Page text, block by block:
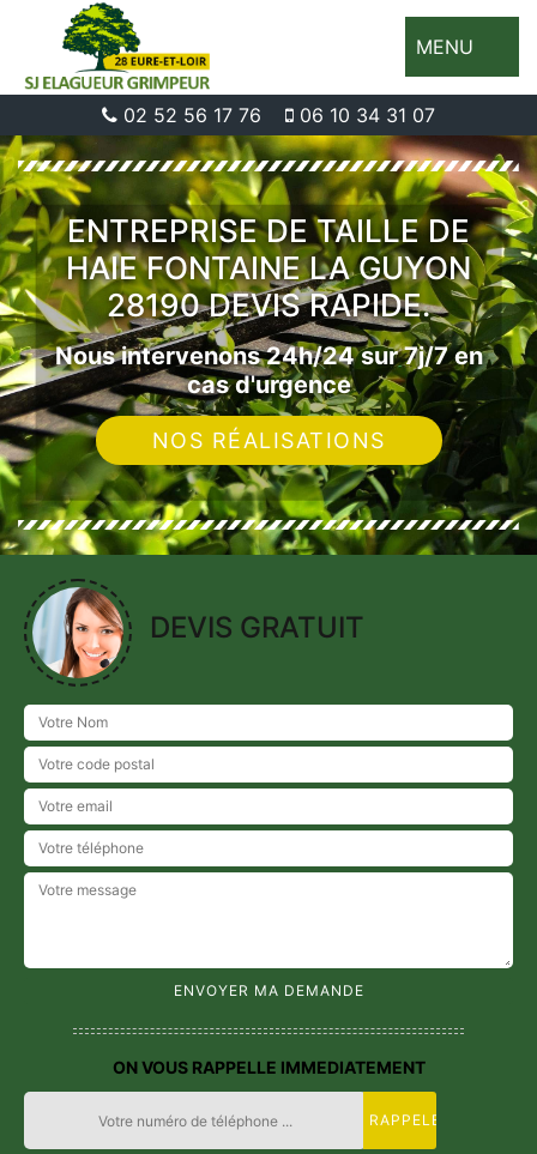
MENU
02 52 56 17 76 06 10 34 31 07
ENTREPRISE DE TAILLE DE
HAIE FONTAINE LA GUYON
28190 DEVIS RAPIDE.
Nous intervenons 24h/24 sur 7j/7 en
cas d'urgence
NOS RÉALISATIONS
DEVIS GRATUIT
ON VOUS RAPPELLE IMMEDIATEMENT